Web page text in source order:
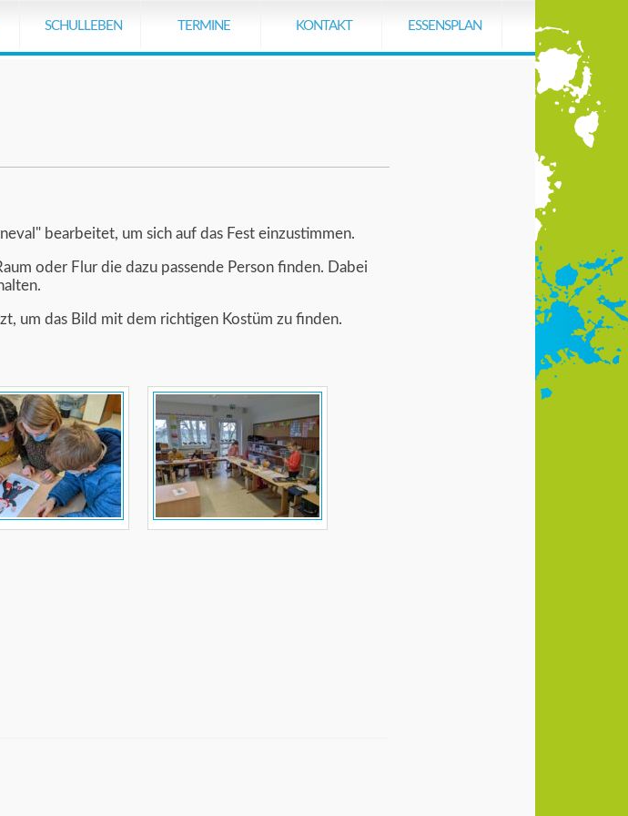
überspringen
SCHULLEBEN TERMINE KONTAKT ESSENSPLAN
bearbeitet, um sich auf das Fest einzustimmen.
oder Flur die dazu passende Person finden. Dabei
um das Bild mit dem richtigen Kostüm zu finden.